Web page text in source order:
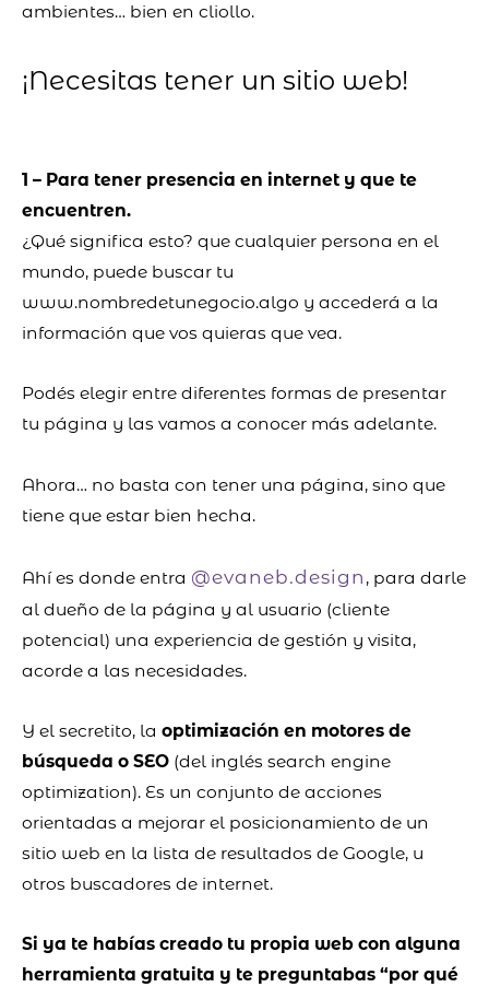
ambientes… bien en cliollo.
¡Necesitas tener un sitio web!
1 – Para tener presencia en internet y que te
encuentren.
¿Qué significa esto? que cualquier persona en el
mundo, puede buscar tu
www.nombredetunegocio.algo y accederá a la
información que vos quieras que vea.
Podés elegir entre diferentes formas de presentar
tu página y las vamos a conocer más adelante.
Ahora… no basta con tener una página, sino que
tiene que estar bien hecha.
Ahí es donde entra @evaneb.design , para darle
al dueño de la página y al usuario (cliente
potencial) una experiencia de gestión y visita,
acorde a las necesidades.
Y el secretito, la optimización en motores de
búsqueda o SEO (del inglés search engine
optimization). Es un conjunto de acciones
orientadas a mejorar el posicionamiento de un
sitio web en la lista de resultados de Google, u
otros buscadores de internet.
Si ya te habías creado tu propia web con alguna
herramienta gratuita y te preguntabas “por qué